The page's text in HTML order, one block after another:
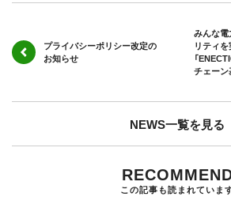
プライバシーポリシー改定の
お知らせ
みんな電
リティ
「
チェー
NEWS一覧を見る
この記事も読まれていま